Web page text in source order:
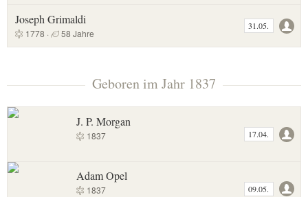
Joseph Grimaldi
1778 · 58 Jahre
31.05.
Geboren im Jahr 1837
J. P. Morgan
1837 17.04.
Adam Opel
1837 09.05.